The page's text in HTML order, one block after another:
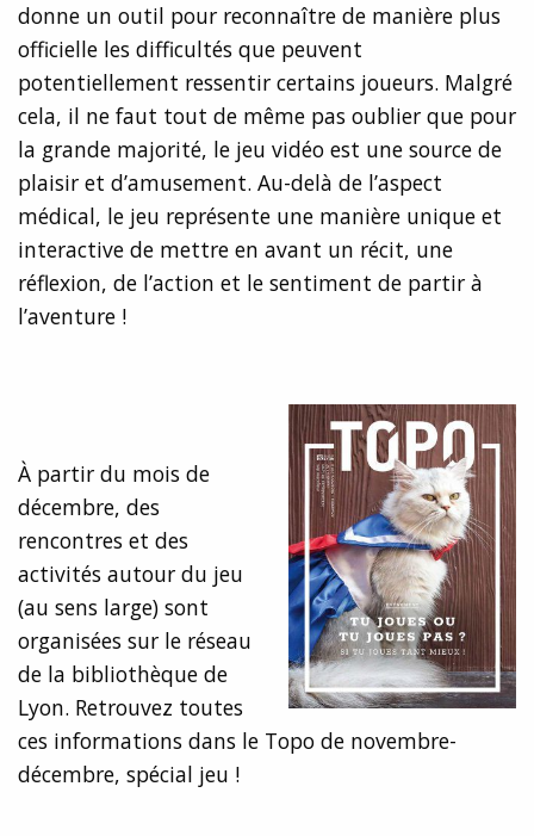
donne un outil pour reconnaître de manière plus
officielle les difficultés que peuvent
potentiellement ressentir certains joueurs. Malgré
cela, il ne faut tout de même pas oublier que pour
la grande majorité, le jeu vidéo est une source de
plaisir et d’amusement. Au-delà de l’aspect
médical, le jeu représente une manière unique et
interactive de mettre en avant un récit, une
réflexion, de l’action et le sentiment de partir à
l’aventure !
À partir du mois de
décembre, des
rencontres et des
activités autour du jeu
(au sens large) sont
organisées sur le réseau
de la bibliothèque de
Lyon. Retrouvez toutes
ces informations dans le Topo de novembre-
décembre, spécial jeu !